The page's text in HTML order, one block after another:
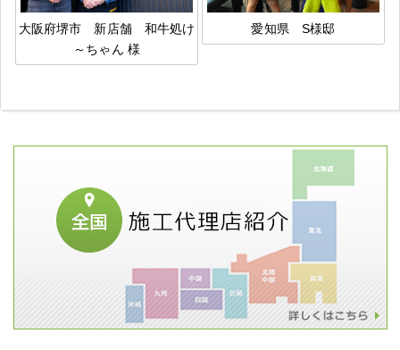
大阪府堺市 新店舗 和牛処け
～ちゃん 様
愛知県 S様邸